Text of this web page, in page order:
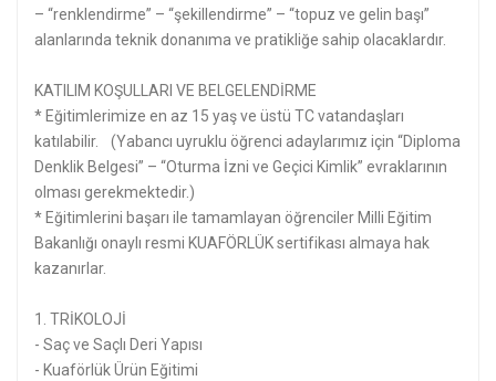
– “renklendirme” – “şekillendirme” – “topuz ve gelin başı”
alanlarında teknik donanıma ve pratikliğe sahip olacaklardır.
KATILIM KOŞULLARI VE BELGELENDİRME
* Eğitimlerimize en az 15 yaş ve üstü TC vatandaşları
katılabilir. (Yabancı uyruklu öğrenci adaylarımız için “Diploma
Denklik Belgesi” – “Oturma İzni ve Geçici Kimlik” evraklarının
olması gerekmektedir.)
* Eğitimlerini başarı ile tamamlayan öğrenciler Milli Eğitim
Bakanlığı onaylı resmi KUAFÖRLÜK sertifikası almaya hak
kazanırlar.
1. TRİKOLOJİ
- Saç ve Saçlı Deri Yapısı
- Kuaförlük Ürün Eğitimi